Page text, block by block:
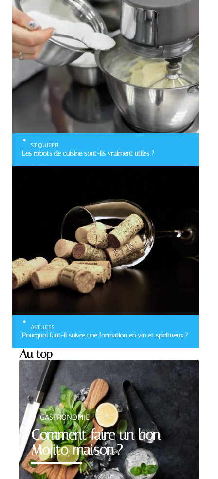
S'ÉQUIPER
Les robots de cuisine sont-ils vraiment utiles ?
ASTUCES
Pourquoi faut-il suivre une formation en vin et spiritueux ?
Au top
Comment faire un bon
Mojito maison ?
GASTRONOMIE